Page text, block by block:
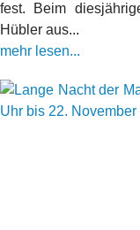
fest. Beim
Hübler aus...
mehr lesen...